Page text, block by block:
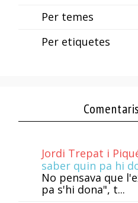
Per temes
Per etiquetes
Jordi Trepat i
saber quin pa hi
No pensava que
pa s'hi dona", t...